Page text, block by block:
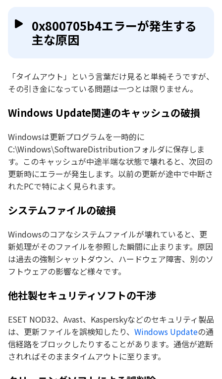
0x800705b4エラーが発生する
主な原因
「タイムアウト」という言葉だけ見ると単純そうですが、
その引き金になっている問題は一つとは限りません。
Windows Update関連のキャッシュの破損
Windowsは更新プログラムを一時的に
C:\Windows\SoftwareDistributionフォルダに保存しま
す。このキャッシュが中途半端な状態で壊れると、次回の
更新時にエラーが発生します。以前の更新が途中で中断さ
れたPCで特によく見られます。
システムファイルの破損
Windowsのコアなシステムファイルが壊れていると、更
新処理がそのファイルを参照した瞬間に止まります。原因
は過去の強制シャットダウン、ハードウェア障害、別のソ
フトウェアの影響など様々です。
他社製セキュリティソフトの干渉
ESET NOD32、Avast、Kasperskyなどのセキュリティ製品
は、更新ファイルを誤検知したり、 Windows Updateの通
信経路をブロックしたりすることがあります。通信が遮断
されればそのままタイムアウトに至ります。